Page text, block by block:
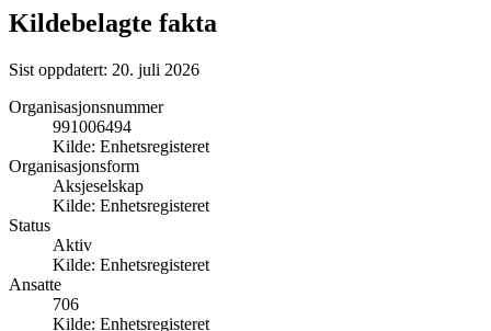
Kildebelagte fakta
Sist oppdatert: 20. juli 2026
Organisasjonsnummer
991006494
Kilde: Enhetsregisteret
Organisasjonsform
Aksjeselskap
Kilde: Enhetsregisteret
Status
Aktiv
Kilde: Enhetsregisteret
Ansatte
706
Kilde: Enhetsregisteret